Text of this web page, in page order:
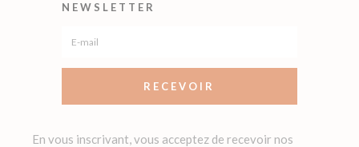
NEWSLETTER
RECEVOIR
En vous inscrivant, vous acceptez de recevoir nos